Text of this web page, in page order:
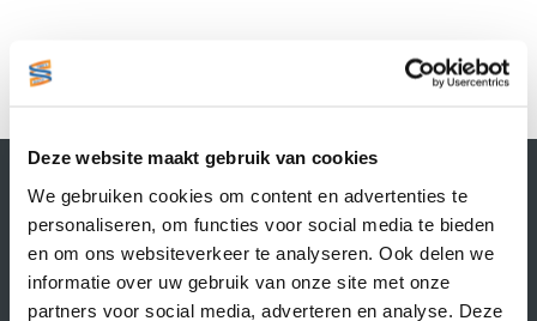
Deze website maakt gebruik van cookies
We gebruiken cookies om content en advertenties te
personaliseren, om functies voor social media te bieden
en om ons websiteverkeer te analyseren. Ook delen we
informatie over uw gebruik van onze site met onze
partners voor social media, adverteren en analyse. Deze
1
Contactgegevens
Supply Service B.V.
Nijverheidsstraat 25-K
3861 RJ Nijkerk
info@supplyservice.nl
+31 33 468 13 42